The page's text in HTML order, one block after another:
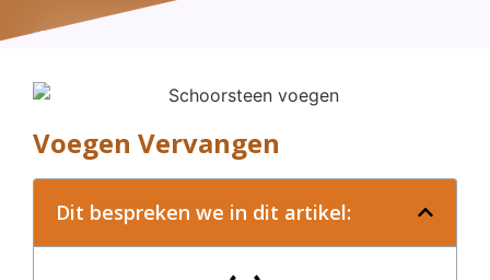
Voegen Vervangen
Dit bespreken we in dit artikel: